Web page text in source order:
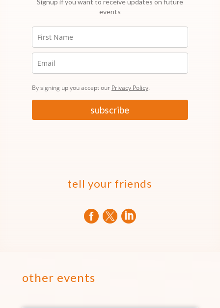
Signup if you want to receive updates on future
events
By signing up you accept our Privacy Policy.
subscribe
tell your friends
  
other events